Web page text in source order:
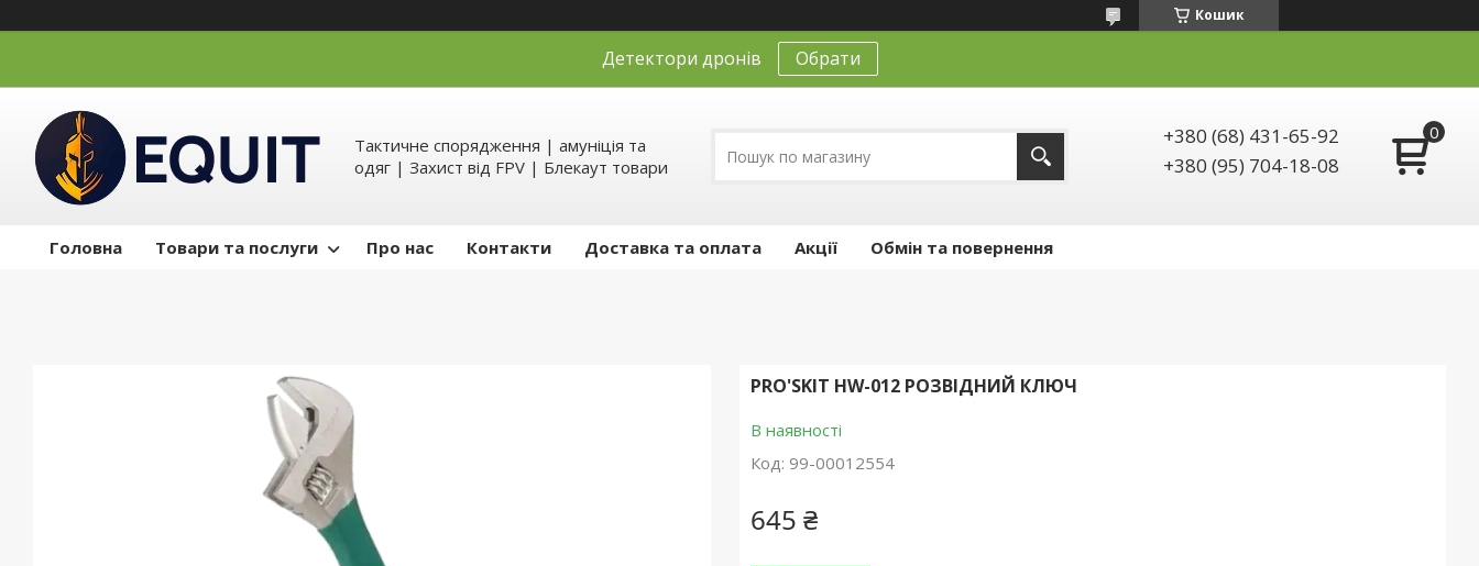
Кошик
Детектори дронів Обрати
Тактичне спорядження | амуніція та
одяг | Захист від FPV | Блекаут товари
+380 (68) 431-65-92
+380 (95) 704-18-08
Головна Товари та послуги Про нас Контакти Доставка та оплата Акції Обмін та повернення
PRO'SKIT HW-012 РОЗВІДНИЙ КЛЮЧ
В наявності
Код: 99-00012554
645 ₴